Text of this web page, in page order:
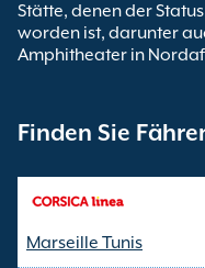
Stätte, denen der
worden ist, darunter
Amphitheater in
Finden Sie
Marseille Tunis